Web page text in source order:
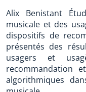
Alix Benistant
musicale et des
dispositifs de
présentés des
usagers et
recommandation
algorithmiques